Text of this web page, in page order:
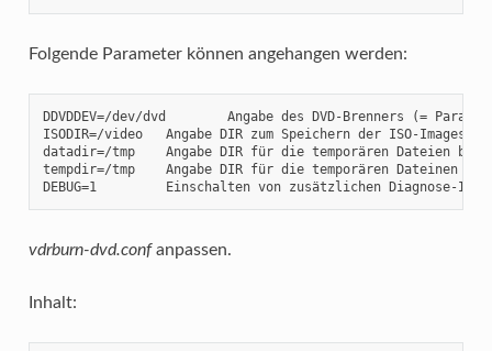
Folgende Parameter können angehangen werden:
DDVDDEV=/dev/dvd 	Angabe des DVD-Brenners (= Parameter -D --dvd=<DEV>)
ISODIR=/video 	Angabe DIR zum Speichern der ISO-Images (= Parameter -i <DIR> --iso=<DIR>)
datadir=/tmp 	Angabe DIR für die temporären Dateien beim Demuxen/Muxen/ISO-Erstellen (= Parameter -d <DIR> --datadir <DIR> )
tempdir=/tmp 	Angabe DIR für die temporären Dateinen beim Demuxen/Muxen/ISO-Erstellen (= Parameter -t <DIR> --tempdir <DIR> )
DEBUG=1 	Einschalten von zusätzlichen Diagnose-
vdrburn-dvd.confanpassen.
Inhalt: